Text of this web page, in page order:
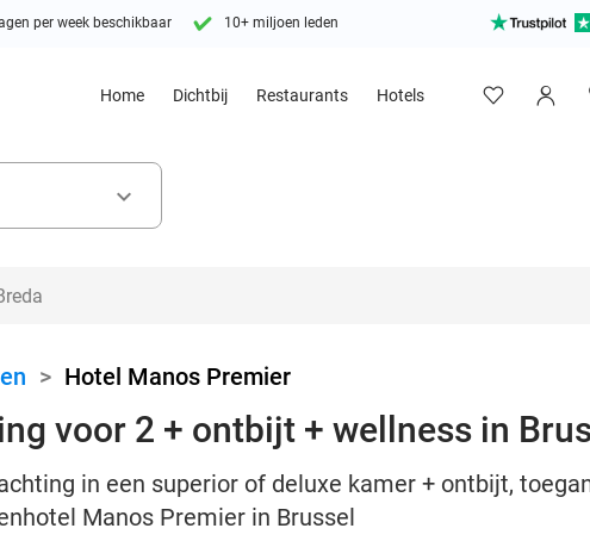
per week beschikbaar 10+ miljoen leden
Home Dichtbij Restaurants Hotels
keyboard_arrow_down
> Hotel Manos Premier
voor 2 + ontbijt + wellness in
in een superior of deluxe kamer + ontbijt,
Manos Premier in Brussel